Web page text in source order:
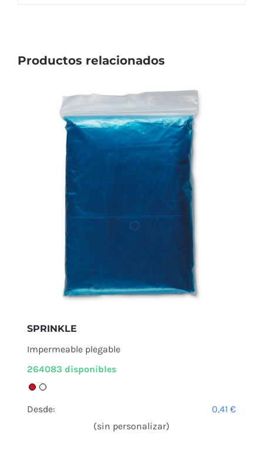
Productos relacionados
SPRINKLE
Impermeable plegable
264083 disponibles
Desde: 0,41€
(sin personalizar)